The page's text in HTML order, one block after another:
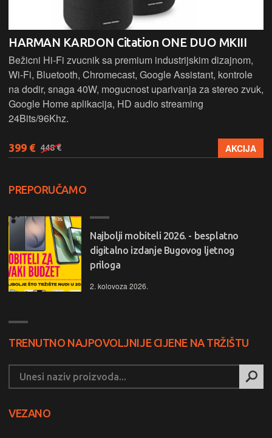
HARMAN KARDON Citation ONE DUO MKIII
Bežicni Hi-Fi zvucnik sa premium industrijskim dizajnom,
Wi-Fi, Bluetooth, Chromecast, Google Assistant, kontrole
na dodir, snaga 40W, mogucnost uparivanja za stereo zvuk,
Google Home aplikacija, HD audio streaming
24Bits/96Khz.
399 € 448 € AKCIJA
PREPORUČAMO
Najbolji mobiteli 2026. - besplatno
digitalno izdanje Bugovog ljetnog
priloga
2. kolovoza 2026.
TRENUTNO NAJPOVOLJNIJE CIJENE NA TRŽIŠTU
VEZANO